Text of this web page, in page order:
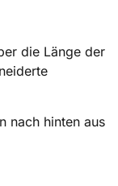
die Länge der
nach hinten aus